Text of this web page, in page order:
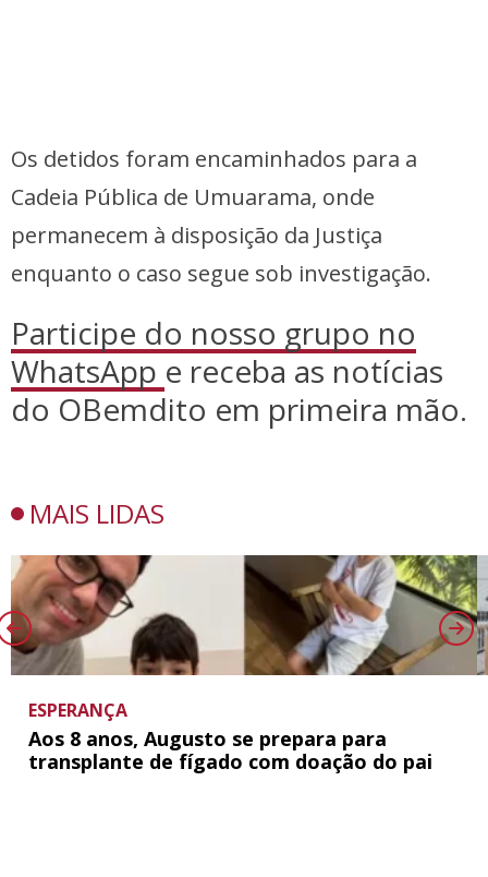
Os detidos foram encaminhados para a
Cadeia Pública de Umuarama, onde
permanecem à disposição da Justiça
enquanto o caso segue sob investigação.
Participe do nosso grupo no
WhatsApp e receba as notícias
do OBemdito em primeira mão.
MAIS LIDAS
ESPERANÇA
Aos 8 anos, Augusto se prepara para
transplante de fígado com doação do pai